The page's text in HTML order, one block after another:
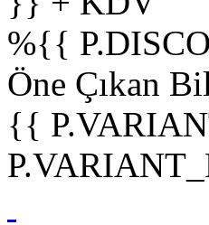
%{{
Öne Çıkan
{{